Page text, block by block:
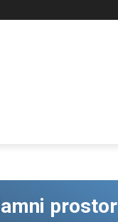
prostor